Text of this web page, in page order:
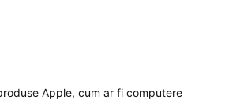
Apple, cum ar fi computere